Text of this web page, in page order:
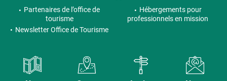
Partenaires de l’office de
tourisme
Hébergements pour
professionnels en mission
Newsletter Office de Tourisme